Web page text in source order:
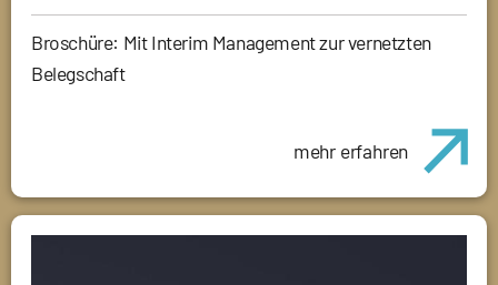
Broschüre: Mit Interim Management zur vernetzten
Belegschaft
mehr erfahren